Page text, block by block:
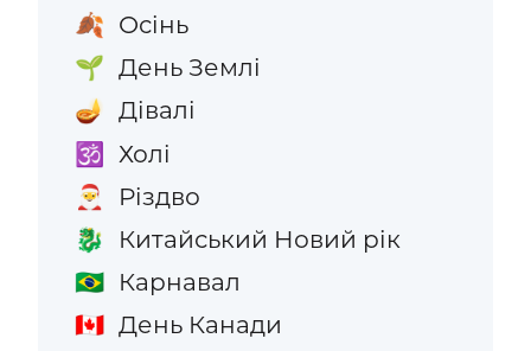
🍂 Осінь
🌱 День Землі
🪔 Дівалі
🕉️ Холі
🎅 Різдво
🐉 Китайський Новий рік
🇧🇷 Карнавал
🇨🇦 День Канади